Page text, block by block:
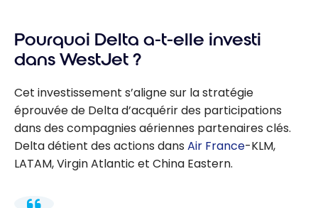
Pourquoi Delta a-t-elle investi
dans WestJet ?
Cet investissement s’aligne sur la stratégie
éprouvée de Delta d’acquérir des participations
dans des compagnies aériennes partenaires clés.
Delta détient des actions dans Air France-KLM,
LATAM, Virgin Atlantic et China Eastern.